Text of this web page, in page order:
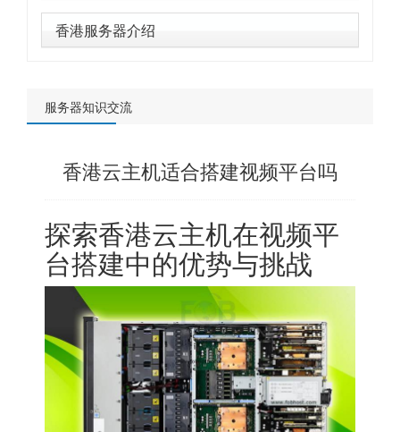
香港服务器介绍
服务器知识交流
香港云主机适合搭建视频平台吗
探索香港云主机在视频平
台搭建中的优势与挑战